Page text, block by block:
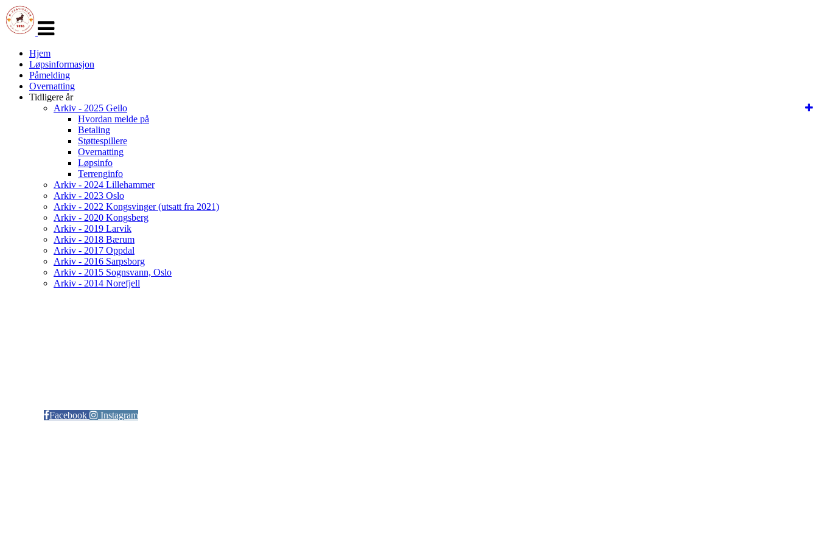
navigasjon
Hjem
Løpsinformasjon
Påmelding
Overnatting
Tidligere år
Arkiv - 2025 Geilo
Hvordan melde på
Betaling
Støttespillere
Overnatting
Løpsinfo
Terrenginfo
Arkiv - 2024 Lillehammer
Arkiv - 2023 Oslo
Arkiv - 2022 Kongsvinger (utsatt fra 2021)
Arkiv - 2020 Kongsberg
Arkiv - 2019 Larvik
Arkiv - 2018 Bærum
Arkiv - 2017 Oppdal
Arkiv - 2016 Sarpsborg
Arkiv - 2015 Sognsvann, Oslo
Arkiv - 2014 Norefjell
Facebook Instagram